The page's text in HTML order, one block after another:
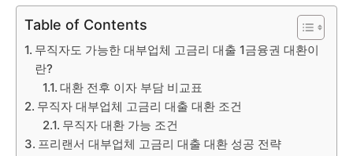
Table of Contents
무직자도 가능한 대부업체 고금리 대출 1금융권 대환이
란?
대환 전후 이자 부담 비교표
무직자 대부업체 고금리 대출 대환 조건
무직자 대환 가능 조건
프리랜서 대부업체 고금리 대출 대환 성공 전략